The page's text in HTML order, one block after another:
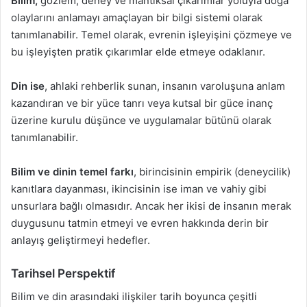
olaylarını anlamayı amaçlayan bir bilgi sistemi olarak
tanımlanabilir. Temel olarak, evrenin işleyişini çözmeye ve
bu işleyişten pratik çıkarımlar elde etmeye odaklanır.
Din ise, ahlaki rehberlik sunan, insanın varoluşuna anlam
kazandıran ve bir yüce tanrı veya kutsal bir güce inanç
üzerine kurulu düşünce ve uygulamalar bütünü olarak
tanımlanabilir.
Bilim ve dinin temel farkı, birincisinin empirik (deneycilik)
kanıtlara dayanması, ikincisinin ise iman ve vahiy gibi
unsurlara bağlı olmasıdır. Ancak her ikisi de insanın merak
duygusunu tatmin etmeyi ve evren hakkında derin bir
anlayış geliştirmeyi hedefler.
Tarihsel Perspektif
Bilim ve din arasındaki ilişkiler tarih boyunca çeşitli